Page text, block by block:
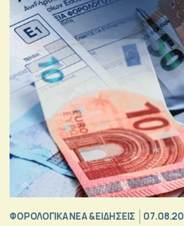
ΦΟΡΟΛΟΓΙΚΑ ΝΕΑ & EΙΔΗΣΕΙΣ